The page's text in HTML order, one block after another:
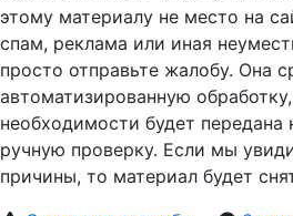
этому материалу не место на
спам, реклама или иная
просто отправьте жалобу. Она
автоматизированную
необходимости будет передана
ручную проверку. Если мы
причины, то материал будет